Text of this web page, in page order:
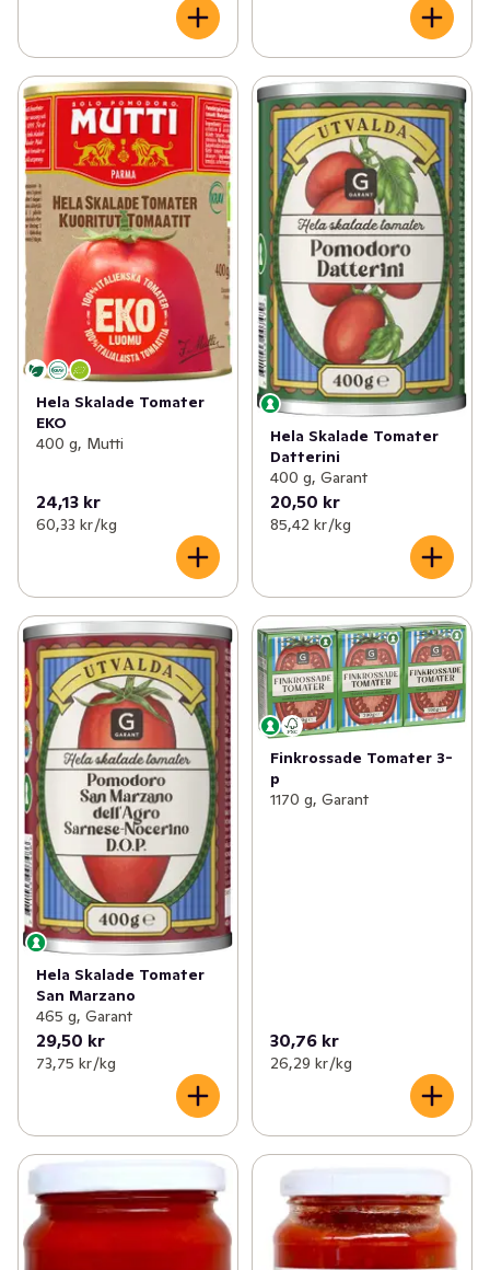
Hela Skalade Tomater
EKO
400 g, Mutti
24,13 kr
60,33 kr /kg
Hela Skalade Tomater
Datterini
400 g, Garant
20,50 kr
85,42 kr /kg
Hela Skalade Tomater
San Marzano
465 g, Garant
29,50 kr
73,75 kr /kg
Finkrossade Tomater 3-
p
1170 g, Garant
30,76 kr
26,29 kr /kg